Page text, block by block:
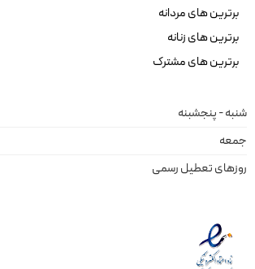
برترین های مردانه
برترین های زنانه
برترین های مشترک
شنبه - پنجشبنه
جمعه
روزهای تعطیل رسمی